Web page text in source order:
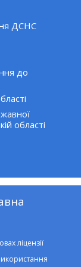
ДСНС
до
області
ліцензії